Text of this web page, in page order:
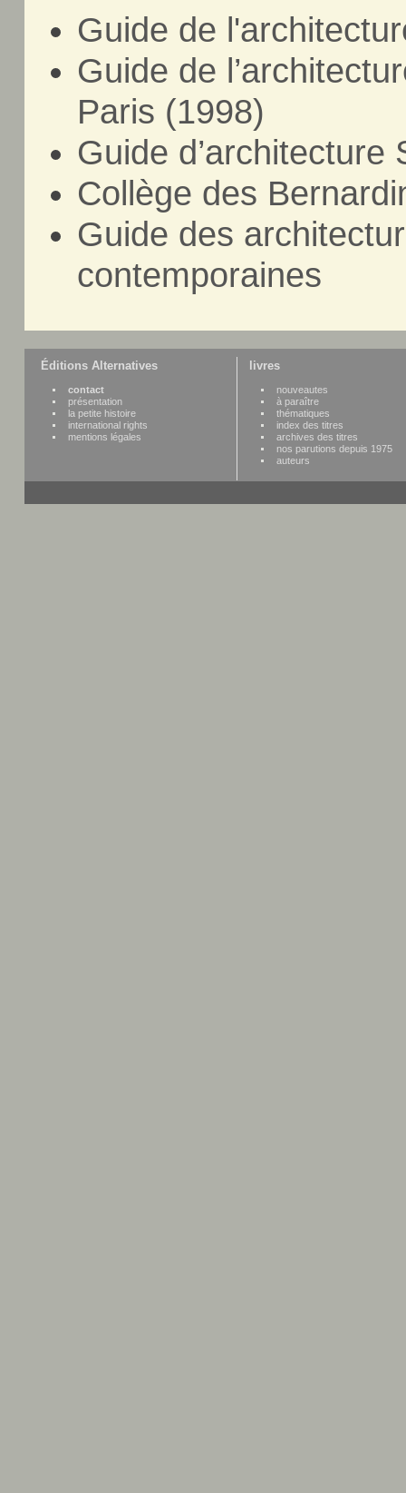
Guide de
Guide de
Paris (1998)
Guide
Collège des
Guide des
contemporaines
Éditions Alternatives
contact
présentation
la petite histoire
international rights
mentions légales
livres
nouveautes
à paraître
thématiques
index des titres
archives des titres
nos parutions depuis 1975
auteurs